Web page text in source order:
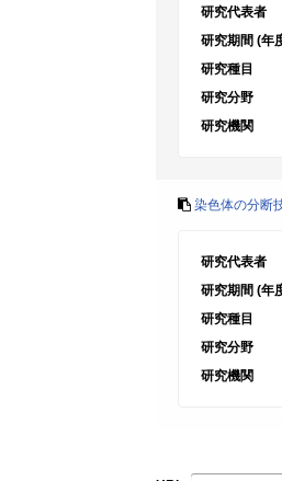
研究代表者
研究期間 (年
研究種目
研究分野
研究機関
染色体の分断
研究代表者
研究期間 (年
研究種目
研究分野
研究機関